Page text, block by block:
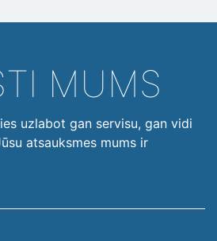
MUMS
uzlabot gan servisu, gan vidi
atsauksmes mums ir